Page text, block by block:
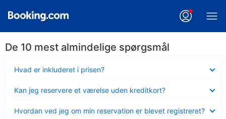
De 10 mest almindelige spørgsmål
Hvad er inkluderet i prisen?
Kan jeg reservere et værelse uden kreditkort?
Hvordan ved jeg om min reservation er blevet registreret?